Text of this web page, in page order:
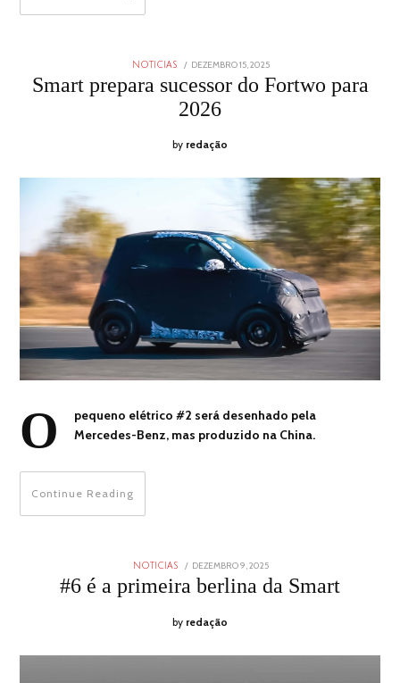
NOTICIAS
POSTED
DEZEMBRO 15, 2025
15,
2025
Smart prepara sucessor do Fortwo para
2026
by redação
O
pequeno elétrico #2 será desenhado pela
Mercedes-Benz, mas produzido na China.
Continue Reading
NOTICIAS
POSTED
ON
DEZEMBRO 9, 2025
9,
2025
#6 é a primeira berlina da Smart
by redação